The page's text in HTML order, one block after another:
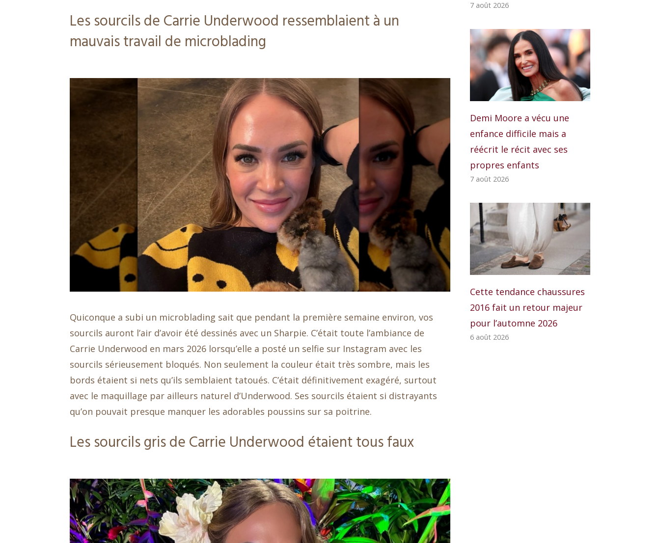
Les sourcils de Carrie Underwood ressemblaient à un
mauvais travail de microblading
Quiconque a subi un microblading sait que pendant la première semaine environ, vos
sourcils auront l’air d’avoir été dessinés avec un Sharpie. C’était toute l’ambiance de
Carrie Underwood en mars 2026 lorsqu’elle a posté un selfie sur Instagram avec les
sourcils sérieusement bloqués. Non seulement la couleur était très sombre, mais les
bords étaient si nets qu’ils semblaient tatoués. C’était définitivement exagéré, surtout
avec le maquillage par ailleurs naturel d’Underwood. Ses sourcils étaient si distrayants
qu’on pouvait presque manquer les adorables poussins sur sa poitrine.
Les sourcils gris de Carrie Underwood étaient tous faux
7 août 2026
Demi Moore a vécu une
enfance difficile mais a
réécrit le récit avec ses
propres enfants
7 août 2026
Cette tendance chaussures
2016 fait un retour majeur
pour l’automne 2026
6 août 2026